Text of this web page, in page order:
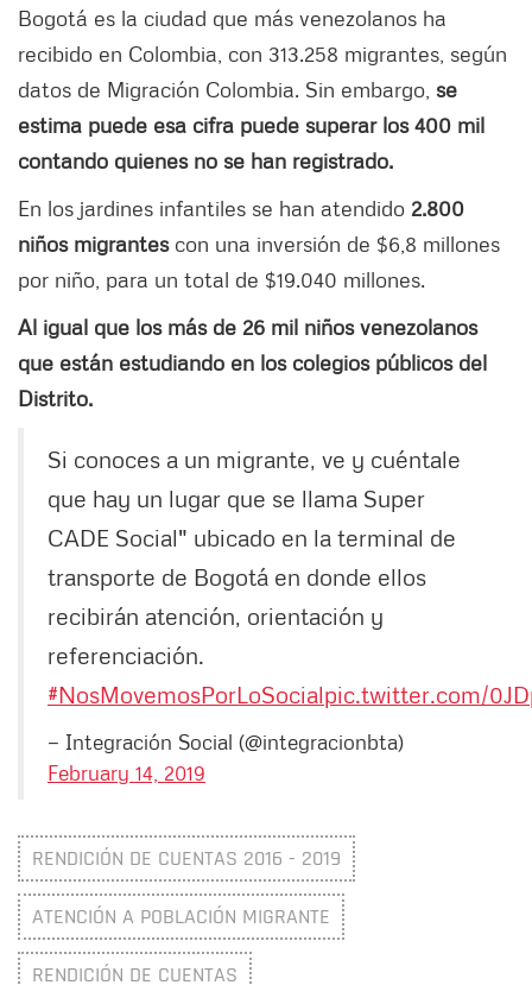
Bogotá es la ciudad que más venezolanos ha
recibido en Colombia, con 313.258 migrantes, según
datos de Migración Colombia. Sin embargo, se
estima puede esa cifra puede superar los 400 mil
contando quienes no se han registrado.
En los jardines infantiles se han atendido 2.800
niños migrantescon una inversión de $6,8 millones
por niño, para un total de $19.040 millones.
Al igual que los más de 26 mil niños venezolanos
que están estudiando en los colegios públicos del
Distrito.
Si conoces a un migrante, ve y cuéntale
que hay un lugar que se llama Super
CADE Social" ubicado en la terminal de
transporte de Bogotá en donde ellos
recibirán atención, orientación y
referenciación.
#NosMovemosPorLoSocialpic.twitter.com/
— Integración Social (@integracionbta)
February 14, 2019
RENDICIÓN DE CUENTAS 2016 - 2019
ATENCIÓN A POBLACIÓN MIGRANTE
RENDICIÓN DE CUENTAS